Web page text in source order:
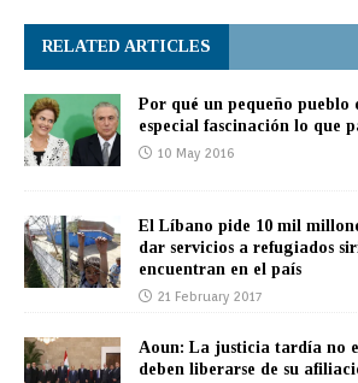
RELATED ARTICLES
Por qué un pequeño
especial fascinación lo que
10 May 2016
El Líbano pide 10 mil
dar servicios a refugiados
encuentran en el país
21 February 2017
Aoun: La justicia tardía no
deben liberarse de su